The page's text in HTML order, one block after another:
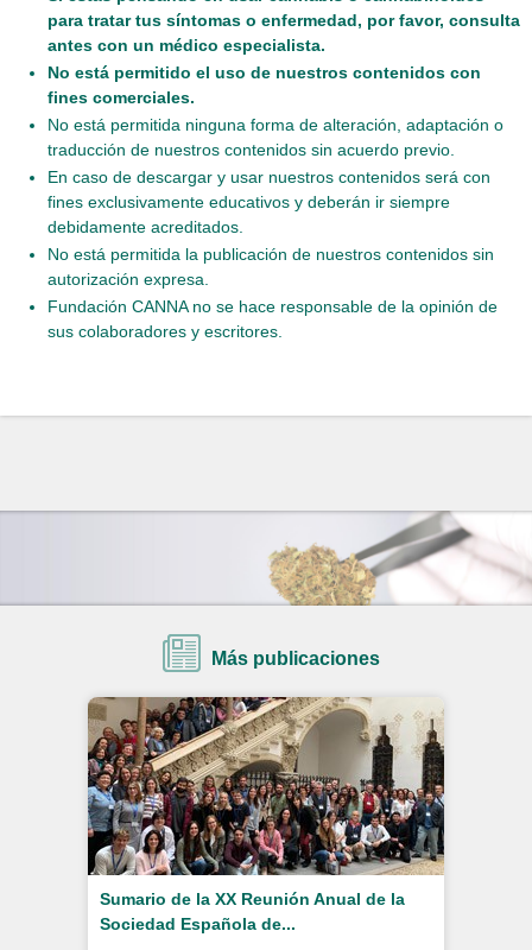
para tratar tus síntomas o enfermedad, por favor, consulta
antes con un médico especialista.
No está permitido el uso de nuestros contenidos con
fines comerciales.
No está permitida ninguna forma de alteración, adaptación o
traducción de nuestros contenidos sin acuerdo previo.
En caso de descargar y usar nuestros contenidos será con
fines exclusivamente educativos y deberán ir siempre
debidamente acreditados.
No está permitida la publicación de nuestros contenidos sin
autorización expresa.
Fundación CANNA no se hace responsable de la opinión de
sus colaboradores y escritores.
Más publicaciones
Sumario de la XX Reunión Anual de la
Sociedad Española de...